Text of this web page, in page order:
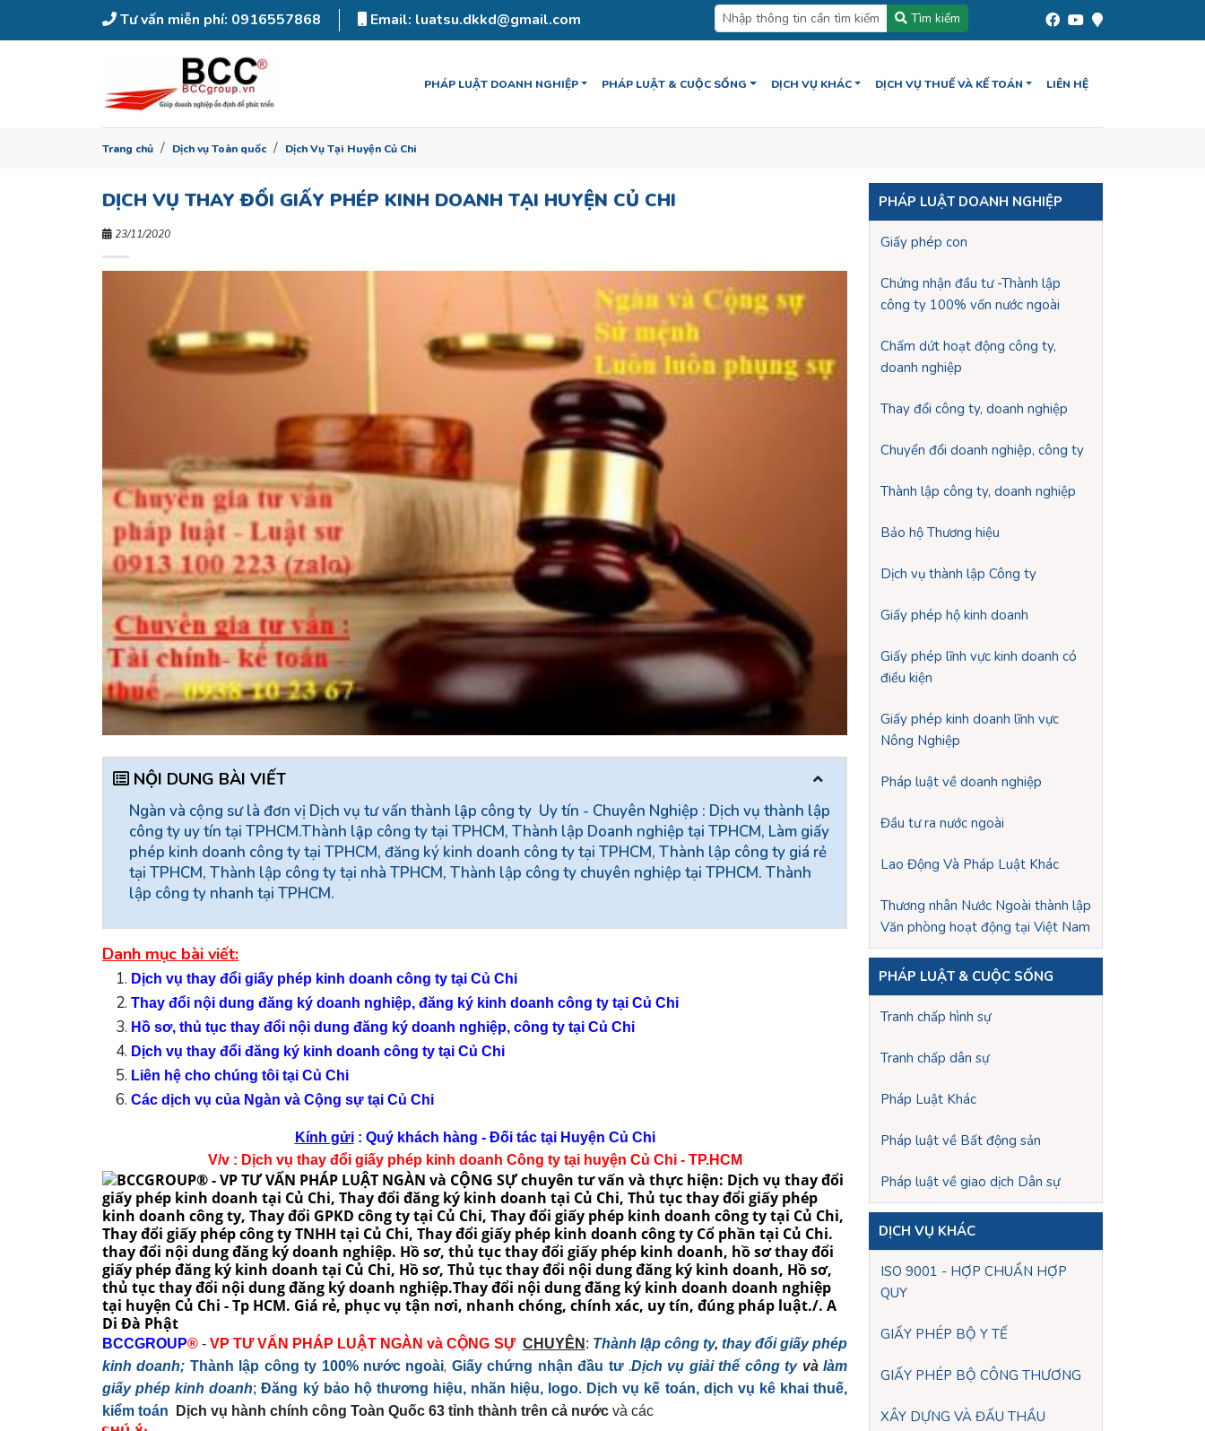
Tư vấn miễn phí: 0916557868 Email: luatsu.dkkd@gmail.com Tìm kiếm
PHÁP LUẬT DOANH NGHIỆP PHÁP LUẬT & CUỘC SỐNG DỊCH VỤ KHÁC DỊCH VỤ THUẾ VÀ KẾ TOÁN LIÊN HỆ
Trang chủ Dịch vụ Toàn quốc Dịch Vụ Tại Huyện Củ Chi
DỊCH VỤ THAY ĐỔI GIẤY PHÉP KINH DOANH TẠI HUYỆN CỦ CHI
23/11/2020
NỘI DUNG BÀI VIẾT
Ngàn và cộng sư là đơn vị Dịch vụ tư vấn thành lập công ty Uy tín - Chuyên Nghiệp : Dịch vụ thành lập
công ty uy tín tại TPHCM.Thành lập công ty tại TPHCM, Thành lập Doanh nghiệp tại TPHCM, Làm giấy
phép kinh doanh công ty tại TPHCM, đăng ký kinh doanh công ty tại TPHCM, Thành lập công ty giá rẻ
tại TPHCM, Thành lập công ty tại nhà TPHCM, Thành lập công ty chuyên nghiệp tại TPHCM. Thành
lập công ty nhanh tại TPHCM.
Danh mục bài viết:
Dịch vụ thay đổi giấy phép kinh doanh công ty tại Củ Chi
Thay đổi nội dung đăng ký doanh nghiệp, đăng ký kinh doanh công ty tại Củ Chi
Hồ sơ, thủ tục thay đổi nội dung đăng ký doanh nghiệp, công ty tại Củ Chi
Dịch vụ thay đổi đăng ký kinh doanh công ty tại Củ Chi
Liên hệ cho chúng tôi tại Củ Chi
Các dịch vụ của Ngàn và Cộng sự tại Củ Chi
Kính gửi: Quý khách hàng - Đối tác tại Huyện Củ Chi
V/v : Dịch vụ thay đổi giấy phép kinh doanh Công ty tại huyện Củ Chi - TP.HCM
BCCGROUP®- VP TƯ VẤN PHÁP LUẬT NGÀN và CỘNG SỰ CHUYÊN : Thành lập công ty, thay đổi giấy phép
kinh doanh; Thành lập công ty 100% nước ngoài, Giấy chứng nhận đầu tư.Dịch vụ giải thể công tyvàlàm
giấy phép kinh doanh;Đăng ký bảo hộ thương hiệu, nhãn hiệu, logo. Dịch vụ kế toán, dịch vụ kê khai thuế,
kiểm toán
Dịch vụ hành chính công Toàn Quốc 63 tỉnh thành trên cả nước và các
PHÁP LUẬT DOANH NGHIỆP
Giấy phép con
Chứng nhận đầu tư -Thành lập
công ty 100% vốn nước ngoài
Chấm dứt hoạt động công ty,
doanh nghiệp
Thay đổi công ty, doanh nghiệp
Chuyển đổi doanh nghiệp, công ty
Thành lập công ty, doanh nghiệp
Bảo hộ Thương hiệu
Dịch vụ thành lập Công ty
Giấy phép hộ kinh doanh
Giấy phép lĩnh vực kinh doanh có
điều kiện
Giấy phép kinh doanh lĩnh vực
Nông Nghiệp
Pháp luật về doanh nghiệp
Đầu tư ra nước ngoài
Lao Động Và Pháp Luật Khác
Thương nhân Nước Ngoài thành lập
Văn phòng hoạt động tại Việt Nam
PHÁP LUẬT & CUỘC SỐNG
Tranh chấp hình sự
Tranh chấp dân sự
Pháp Luật Khác
Pháp luật về Bất động sản
Pháp luật về giao dịch Dân sự
DỊCH VỤ KHÁC
ISO 9001 - HỢP CHUẨN HỢP
QUY
GIẤY PHÉP BỘ Y TẾ
GIẤY PHÉP BỘ CÔNG THƯƠNG
XÂY DỰNG VÀ ĐẤU THẦU